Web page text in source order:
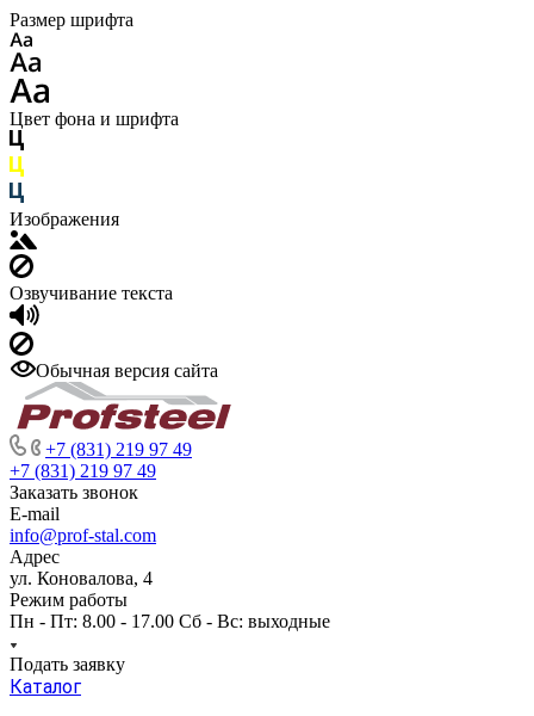
Размер шрифта
Цвет фона и шрифта
Изображения
Озвучивание текста
Обычная версия сайта
+7 (831) 219 97 49
+7 (831) 219 97 49
Заказать звонок
E-mail
info@prof-stal.com
Адрес
ул. Коновалова, 4
Режим работы
Пн - Пт: 8.00 - 17.00 Сб - Вс: выходные
Подать заявку
Каталог